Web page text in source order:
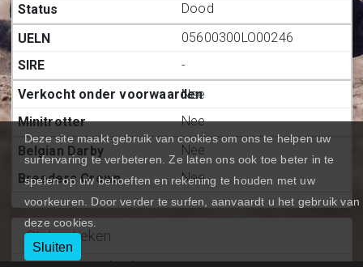
Dood
05600300LO00246
-
Nee
Nee
Nee
Nee
Statiestieken
Deze site maakt gebruik van cookies om ons te helpen uw
surfervaring te verbeteren. Ze laten ons ook toe beter in te
spelen op uw behoeften en rekening te houden met uw
voorkeuren. Door verder te surfen, aanvaardt u het gebruik van
deze cookies.
Sluiten